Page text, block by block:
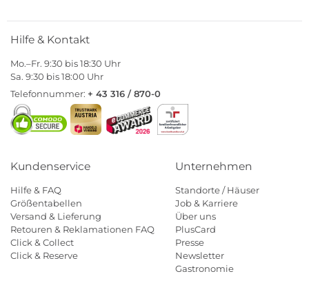
Hilfe & Kontakt
Mo.–Fr. 9:30 bis 18:30 Uhr
Sa. 9:30 bis 18:00 Uhr
Telefonnummer: + 43 316 / 870-0
Kundenservice
Hilfe & FAQ
Größentabellen
Versand & Lieferung
Retouren & Reklamationen FAQ
Click & Collect
Click & Reserve
Unternehmen
Standorte / Häuser
Job & Karriere
Über uns
PlusCard
Presse
Newsletter
Gastronomie